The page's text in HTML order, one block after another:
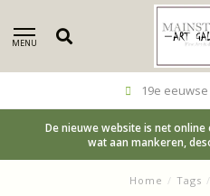
MENU
19e
De nieuwe website is net
wat aan mankeren,
Home / Tags /